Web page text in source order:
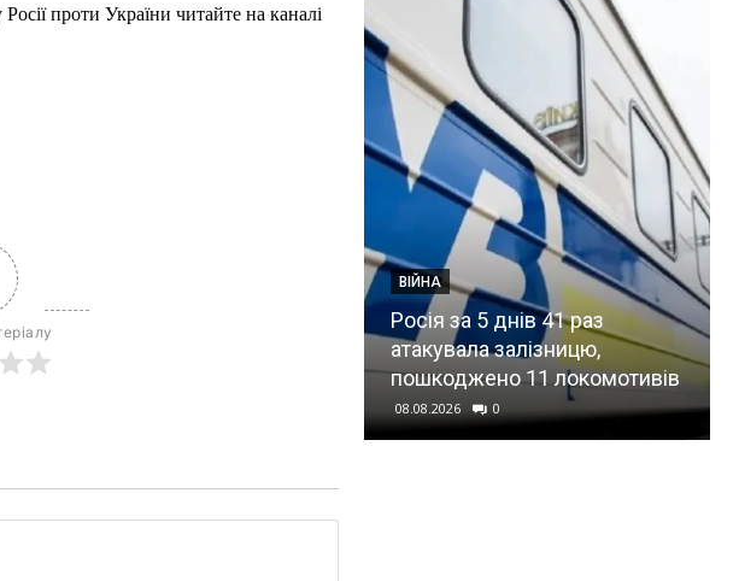
проти України читайте на каналі
ВІЙНА
Росія за 5 днів 41 раз
атакувала залізницю,
пошкоджено 11 локомотивів
08.08.2026 0